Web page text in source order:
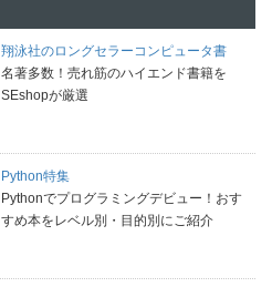
翔泳社のロングセラーコンピュータ書
名著多数！売れ筋のハイエンド書籍を
SEshopが厳選
Python特集
Pythonでプログラミングデビュー！おす
すめ本をレベル別・目的別にご紹介